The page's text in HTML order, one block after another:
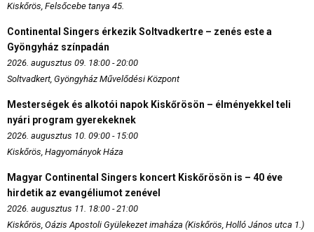
Kiskőrös, Felsőcebe tanya 45.
Continental Singers érkezik Soltvadkertre – zenés este a
Gyöngyház színpadán
2026. augusztus 09. 18:00 - 20:00
Soltvadkert, Gyöngyház Művelődési Központ
Mesterségek és alkotói napok Kiskőrösön – élményekkel teli
nyári program gyerekeknek
2026. augusztus 10. 09:00 - 15:00
Kiskőrös, Hagyományok Háza
Magyar Continental Singers koncert Kiskőrösön is – 40 éve
hirdetik az evangéliumot zenével
2026. augusztus 11. 18:00 - 21:00
Kiskőrös, Oázis Apostoli Gyülekezet imaháza (Kiskőrös, Holló János utca 1.)